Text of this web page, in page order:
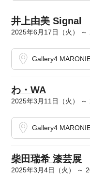
井上由美 Signal
2025年6月17日（火） ～
Gallery4
わ・WA
2025年3月11日（火） ～
Gallery4
柴田瑞希 漆芸展
2025年3月4日（火） ～